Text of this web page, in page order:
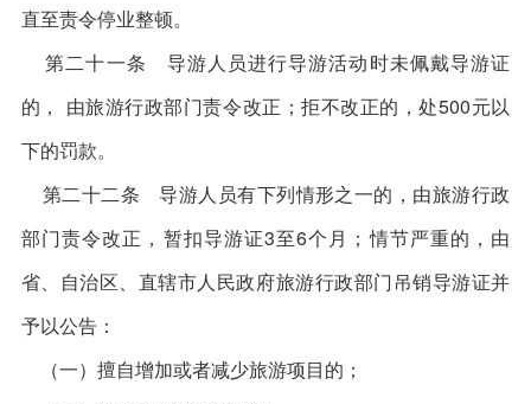
直至责令停业整顿。
第二十一条 导游人员进行导游活动时未佩戴导游证
的， 由旅游行政部门责令改正；拒不改正的，处500元以
下的罚款。
第二十二条 导游人员有下列情形之一的，由旅游行政
部门责令改正，暂扣导游证3至6个月；情节严重的，由
省、自治区、直辖市人民政府旅游行政部门吊销导游证并
予以公告：
（一）擅自增加或者减少旅游项目的；